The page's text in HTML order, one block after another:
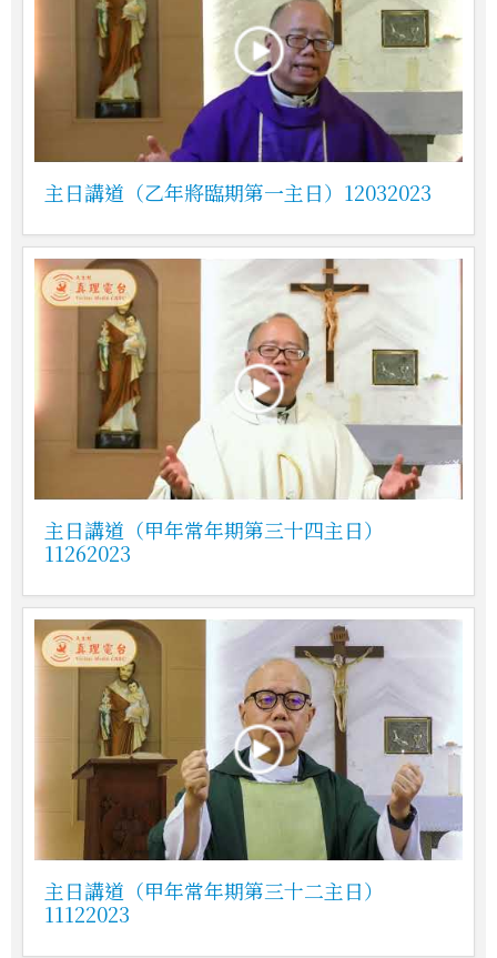
主日講道（乙年將臨期第一主日）12032023
主日講道（甲年常年期第三十四主日）
11262023
主日講道（甲年常年期第三十二主日）
11122023